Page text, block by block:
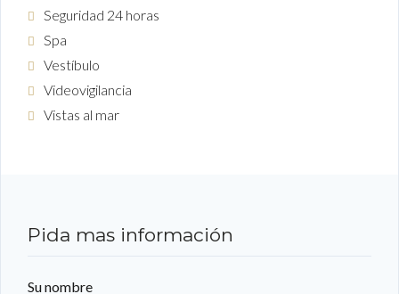
Seguridad 24 horas
Spa
Vestíbulo
Videovigilancia
Vistas al mar
Pida mas información
Su nombre